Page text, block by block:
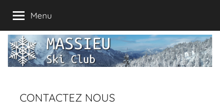
contenu
Menu
Massieu
Ski
Club
Valdaine,
Pays
Voironnais,
Chartreuse
CONTACTEZ NOUS